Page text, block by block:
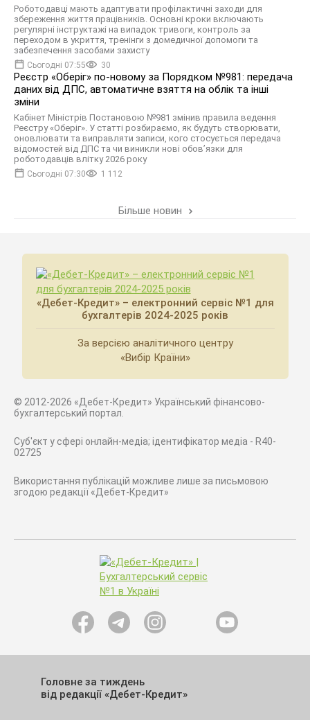
Роботодавці мають адаптувати профілактичні заходи для
збереження життя працівників. Основні кроки включають
регулярні інструктажі на випадок тривоги, контроль за
переходом в укриття, тренінги з домедичної допомоги та
забезпечення засобами захисту
Сьогодні 07:55 30
Реєстр «Оберіг» по-новому за Порядком №981: передача
даних від ДПС, автоматичне взяття на облік та інші
зміни
Кабінет Міністрів Постановою №981 змінив правила ведення
Реєстру «Оберіг». У статті розбираємо, як будуть створювати,
оновлювати та виправляти записи, кого стосується передача
відомостей від ДПС та чи виникли нові обов’язки для
роботодавців влітку 2026 року
Сьогодні 07:30 1 112
Більше новин
«Дебет-Кредит» – електронний сервіс №1 для
бухгалтерів 2024-2025 років
За версією аналітичного центру
«Вибір Країни»
© 2012-2026 «Дебет-Кредит» Український фінансово-
бухгалтерський портал.
Суб'єкт у сфері онлайн-медіа; ідентифікатор медіа - R40-
02725
Використання публікацій можливе лише за письмовою
згодою редакції «Дебет-Кредит»
Головне за тиждень
від редакції «Дебет-Кредит»